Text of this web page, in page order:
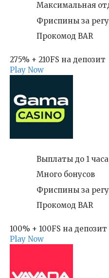
Максимальная
Фриспины за регу
Прокомод BAR
275% + 210FS на депозит
Play Now
Выплаты до 1 часа
Много бонусов
Фриспины за регу
Прокомод BAR
100% + 100FS на депозит
Play Now